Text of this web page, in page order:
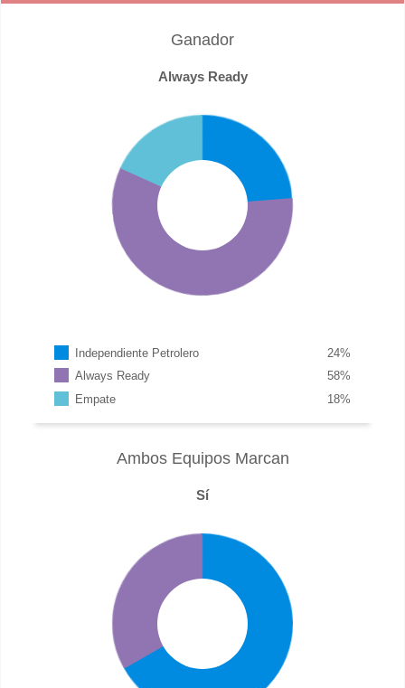
Ganador
Always Ready
Independiente Petrolero %
24
Always Ready
%
58
Empate
%
18
Ambos Equipos Marcan
Sí